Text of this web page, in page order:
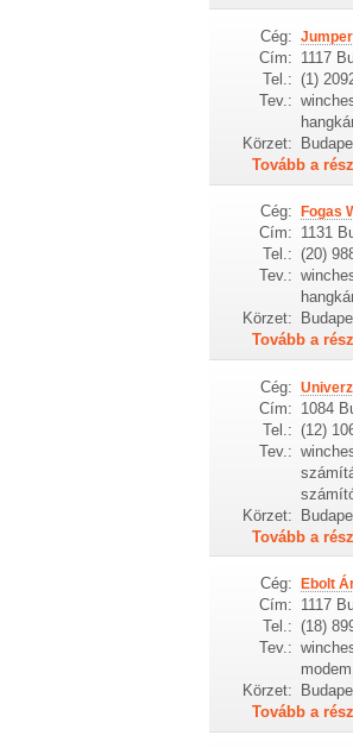
Cég:
Cím: 1117
Tel.: (1)
Tev.:
Körzet:
Tovább a
Cég: Fogas
Cím: 1131
Tel.: (20)
Tev.:
Körzet:
Tovább a
Cég:
Cím: 1084
Tel.: (12)
Tev.:
Körzet:
Tovább a
Cég: Ebolt
Cím: 1117
Tel.: (18)
Tev.:
Körzet:
Tovább a